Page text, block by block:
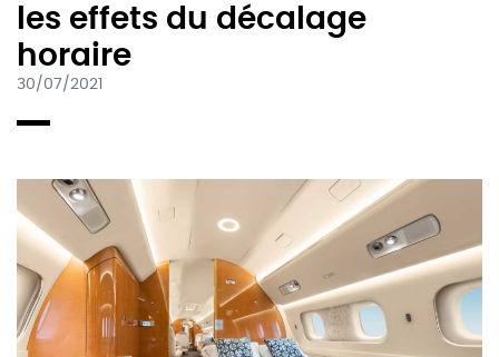
les effets du décalage
horaire
30/07/2021